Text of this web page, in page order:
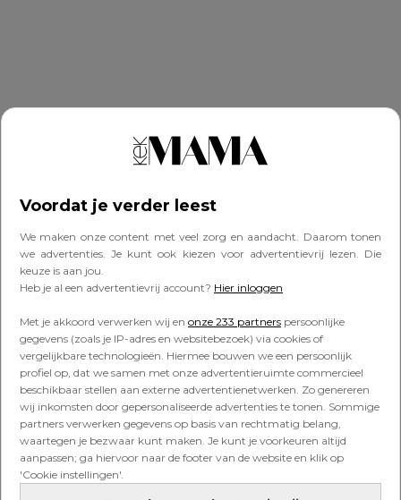
Voordat je verder leest
We maken onze content met veel zorg en aandacht. Daarom tonen
we advertenties. Je kunt ook kiezen voor advertentievrij lezen. Die
keuze is aan jou.
Heb je al een advertentievrij account? Hier inloggen
Met je akkoord verwerken wij en onze 233 partners persoonlijke
gegevens (zoals je IP-adres en websitebezoek) via cookies of
vergelijkbare technologieën. Hiermee bouwen we een persoonlijk
profiel op, dat we samen met onze advertentieruimte commercieel
beschikbaar stellen aan externe advertentienetwerken. Zo genereren
wij inkomsten door gepersonaliseerde advertenties te tonen. Sommige
partners verwerken gegevens op basis van rechtmatig belang,
waartegen je bezwaar kunt maken. Je kunt je voorkeuren altijd
aanpassen; ga hiervoor naar de footer van de website en klik op
'Cookie instellingen'.
Voor meer video’s van Kim: check haar
Delen
filmpjes Kek Mama TVkim kottervideo
Ook interessant voor jou